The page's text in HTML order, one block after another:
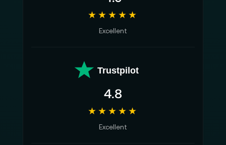
★★★★★
Excellent
Trustpilot
4.8
★★★★★
Excellent